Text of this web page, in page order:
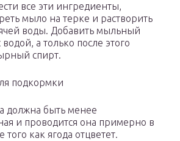
все эти ингредиенты,
мыло на терке и растворить
воды. Добавить мыльный
а только после этого
спирт.
подкормки
должна быть менее
и проводится она примерно в
как ягода отцветет.